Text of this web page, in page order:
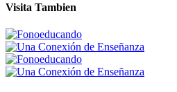
Visita Tambien